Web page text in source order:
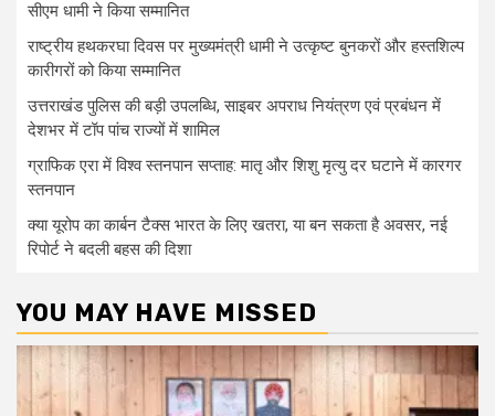
सीएम धामी ने किया सम्मानित
राष्ट्रीय हथकरघा दिवस पर मुख्यमंत्री धामी ने उत्कृष्ट बुनकरों और हस्तशिल्प
कारीगरों को किया सम्मानित
उत्तराखंड पुलिस की बड़ी उपलब्धि, साइबर अपराध नियंत्रण एवं प्रबंधन में
देशभर में टॉप पांच राज्यों में शामिल
ग्राफिक एरा में विश्व स्तनपान सप्ताह: मातृ और शिशु मृत्यु दर घटाने में कारगर
स्तनपान
क्या यूरोप का कार्बन टैक्स भारत के लिए खतरा, या बन सकता है अवसर, नई
रिपोर्ट ने बदली बहस की दिशा
YOU MAY HAVE MISSED